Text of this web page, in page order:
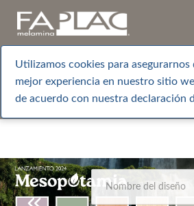
Utilizamos cookies para asegurarnos
mejor experiencia en nuestro sitio
de acuerdo con nuestra declaración